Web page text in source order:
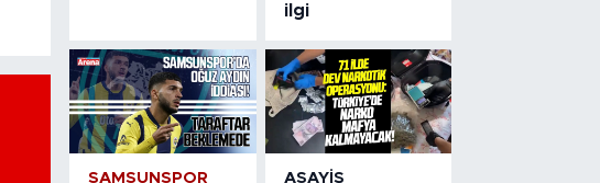
ilgi
SAMSUNSPOR ASAYIŞ